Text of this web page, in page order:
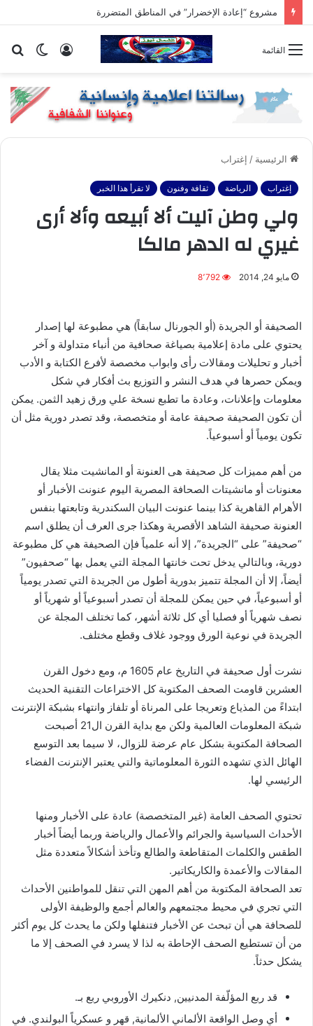
مشروع “إعادة الإخضرار” في المناطق المتضررة
الوضع تسجيل
القائمة
الرئيسية / إغتراب
إغتراب الرياضة ثقافة وفنون لا تقرأ هذا الخبر
ولي وطن آليت ألا أبيعه وألا أرى
غيري له الدهر مالكا
مايو 24, 2014 8٬792
الصحيفة أو الجريدة (أو الجورنال سابقاً) هي مطبوعة لها إصدار
يحتوي على مادة إعلامية بصياغة صحافية من أنباء متداولة و آخر
أخبار و تحليلات ومقالات رأى وابواب مخصصة لأفرع الكتابة و الأدب
ويمكن حصرها في هدف النشر و التوزيع بث أفكار في شكل
معلومات وإعلانات، وعادة ما تطبع نسخة علي ورق زهيد الثمن. يمكن
أن تكون الصحيفة صحيفة عامة أو متخصصة، وقد تصدر دورية مثل أن
تكون يومياً أو أسبوعياً.
من أهم مميزات كل صحيفة هى العنونة أو المانشيت مثلا يقال
معنونات أو مانشيتات الصحافة المصرية اليوم عنونت الأخبار أو
الأهرام القاهرية كذا بينما عنونت البيان السكندرية وتابعتها بنفس
العنونة صحيفة الشاهد الأقصرية وهكذا جرى العرف أن يطلق اسم
“صحيفة” على “الجريدة”، إلا أنه علمياً فإن الصحيفة هي كل مطبوعة
دورية، وبالتالي يدخل تحت خانتها المجلة التي يعمل بها “صحفيون”
أيضاً، إلا أن المجلة تتميز بدورية أطول من الجريدة التي تصدر يومياً
أو أسبوعياً، في حين يمكن للمجلة أن تصدر أسبوعياً أو شهرياً أو
نصف شهرياً أو فصليا أي كل ثلاثة أشهر، كما تختلف المجلة عن
الجريدة في نوعية الورق ووجود غلاف وقطع مختلف.
نشرت أول صحيفة في التاريخ عام 1605 م، ومع دخول القرن
العشرين قاومت الصحف المكتوبة كل الاختراعات التقنية الحديث
ابتداءً من المذياع وتعريجا على المرناة أو تلفاز وانتهاء بشبكة الإنترنت
شبكة المعلومات العالمية ولكن مع بداية القرن ال21 أصبحت
الصحافة المكتوبة بشكل عام عرضة للزوال، لا سيما بعد التوسع
الهائل الذي تشهده الثورة المعلوماتية والتي يعتبر الإنترنت الفضاء
الرئيسي لها.
تحتوي الصحف العامة (غير المتخصصة) عادة على الأخبار ومنها
الأحداث السياسية والجرائم والأعمال والرياضة وربما أيضاً أخبار
الطقس والكلمات المتقاطعة والطالع وتأخذ أشكالاً متعددة مثل
المقالات والأعمدة والكاريكاتير.
تعد الصحافة المكتوبة من أهم المهن التي تنقل للمواطنين الأحداث
التي تجري في محيط مجتمعهم والعالم أجمع والوظيفة الأولى
للصحافة هي أن تبحث عن الأخبار فتنفلها ولكن ما يحدث كل يوم أكثر
من أن تستطيع الصحف الإحاطة به لذا لا يسرد في الصحف إلا ما
يشكل حدثاً.
قد ربع المؤلّفة المدنيين, دنكيرك الأوروبي ربع بـ.
أي وصل الواقعة الألماني الألمانية, قهر و عسكرياً البولندي. في